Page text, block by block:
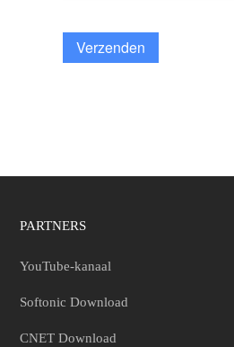
Verzenden
PARTNERS
YouTube-kanaal
Softonic Download
CNET Download